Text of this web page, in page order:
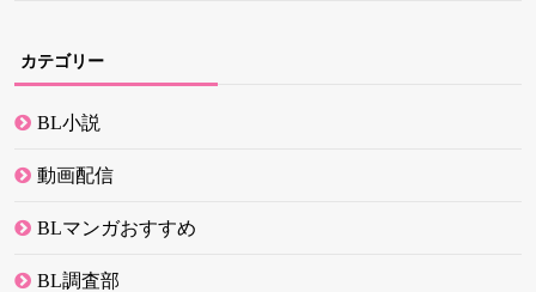
カテゴリー
BL小説
動画配信
BLマンガおすすめ
BL調査部